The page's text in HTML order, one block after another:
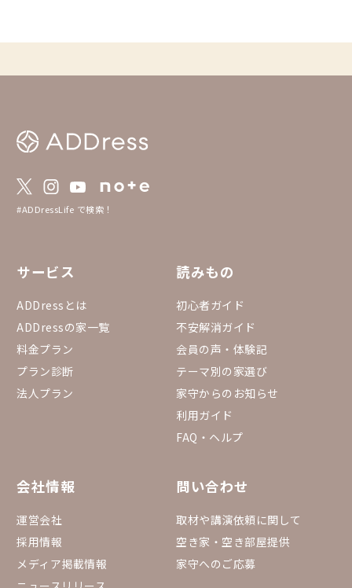
い。
の家を抜粋していま
年4月時点のものにな
#ADDressLife で検索！
サービス
ADDressとは
ADDressの家一覧
料金プラン
プラン診断
法人プラン
読みもの
初心者ガイド
不安解消ガイド
会員の声・体験記
テーマ別の家選び
家守からのお知らせ
利用ガイド
FAQ・ヘルプ
会社情報
運営会社
採用情報
メディア掲載情報
問い合わせ
取材や講演依頼に関して
空き家・空き部屋提供
家守へのご応募